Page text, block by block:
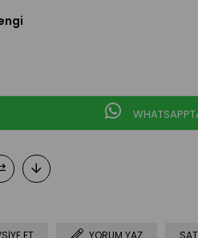
ET YORUM YAZ